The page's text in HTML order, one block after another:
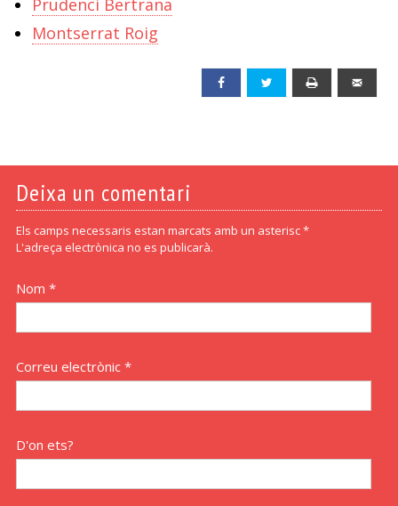
Montserrat Roig
Facebook Twitter
Deixa un comentari
Els camps necessaris estan marcats amb un asterisc *
L'adreça electrònica no es publicarà.
Nom *
Correu electrònic *
D'on ets?